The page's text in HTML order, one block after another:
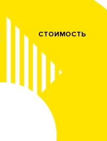
СТОИМОСТЬ